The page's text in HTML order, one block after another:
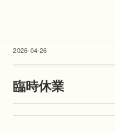
2026-04-26
臨時休業